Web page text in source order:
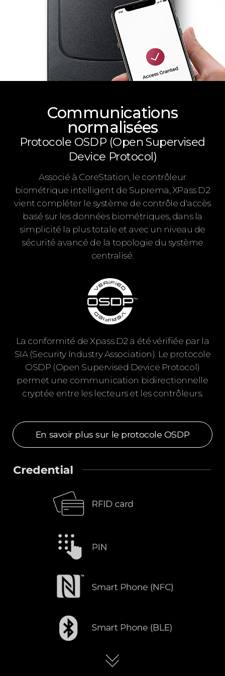
Communications
normalisées
Protocole OSDP (Open Supervised
Device Protocol)
Associé à CoreStation, le contrôleur
biométrique intelligent de Suprema, XPass D2
vient compléter le système de contrôle d'accès
basé sur les données biométriques, dans la
simplicité la plus totale et avec un niveau de
sécurité avancé de la topologie du système
centralisé.
La conformité de Xpass D2 a été vérifiée par la
SIA (Security Industry Association). Le protocole
OSDP (Open Supervised Device Protocol)
permet une communication bidirectionnelle
cryptée entre les lecteurs et les contrôleurs.
En savoir plus sur le protocole OSDP